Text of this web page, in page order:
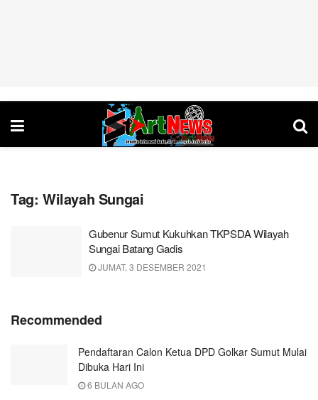
Tag: Wilayah Sungai
Gubenur Sumut Kukuhkan TKPSDA Wilayah
Sungai Batang Gadis
JUMAT, 3 DESEMBER 2021
Recommended
Pendaftaran Calon Ketua DPD Golkar Sumut Mulai
Dibuka Hari Ini
6 BULAN AGO